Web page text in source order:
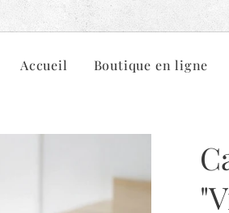
Accueil Boutique en ligne